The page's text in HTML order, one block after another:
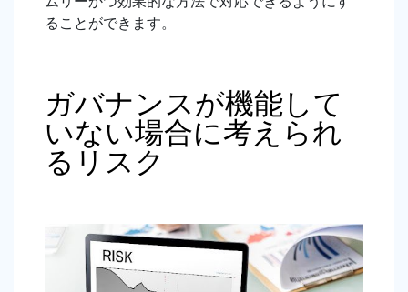
ることができます。
ガバナンスが機能して
いない場合に考えられ
るリスク